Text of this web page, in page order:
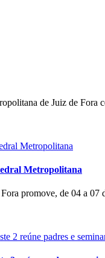
de Juiz de
Metropolitana
promove, de 04 a 07